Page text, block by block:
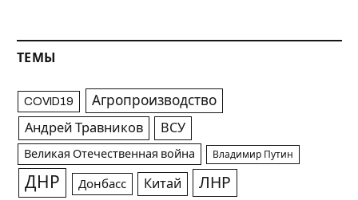
ТЕМЫ
COVID19 Агропроизводство
Андрей Травников ВСУ
Великая Отечественная война Владимир Путин
ДНР Донбасс Китай ЛНР